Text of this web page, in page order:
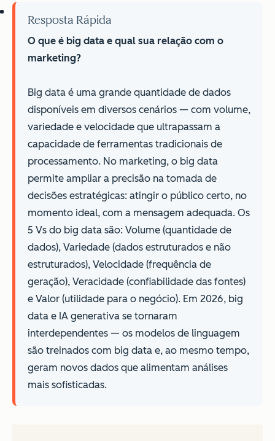
Resposta Rápida
O que é big data e qual sua relação com o
marketing?
Big data é uma grande quantidade de dados
disponíveis em diversos cenários — com volume,
variedade e velocidade que ultrapassam a
capacidade de ferramentas tradicionais de
processamento. No marketing, o big data
permite ampliar a precisão na tomada de
decisões estratégicas: atingir o público certo, no
momento ideal, com a mensagem adequada. Os
5 Vs do big data são: Volume (quantidade de
dados), Variedade (dados estruturados e não
estruturados), Velocidade (frequência de
geração), Veracidade (confiabilidade das fontes)
e Valor (utilidade para o negócio). Em 2026, big
data e IA generativa se tornaram
interdependentes — os modelos de linguagem
são treinados com big data e, ao mesmo tempo,
geram novos dados que alimentam análises
mais sofisticadas.